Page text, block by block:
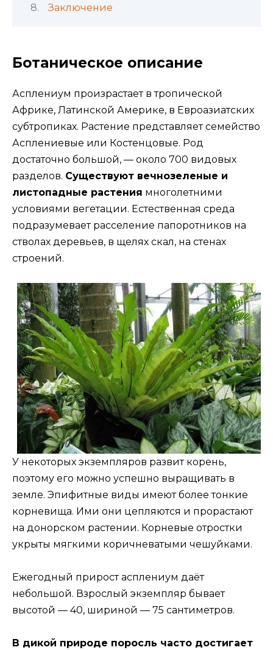
Заключение
Ботаническое описание
Асплениум произрастает в тропической
Африке, Латинской Америке, в Евроазиатских
субтропиках. Растение представляет семейство
Асплениевые или Костенцовые. Род
достаточно большой, — около 700 видовых
разделов. Существуют вечнозеленые и
листопадные растения многолетними
условиями вегетации. Естественная среда
подразумевает расселение папоротников на
стволах деревьев, в щелях скал, на стенах
строений.
У некоторых экземпляров развит корень,
поэтому его можно успешно выращивать в
земле. Эпифитные виды имеют более тонкие
корневища. Ими они цепляются и прорастают
на донорском растении. Корневые отростки
укрыты мягкими коричневатыми чешуйками.
Ежегодный прирост асплениум даёт
небольшой. Взрослый экземпляр бывает
высотой — 40, шириной — 75 сантиметров.
В дикой природе поросль часто достигает